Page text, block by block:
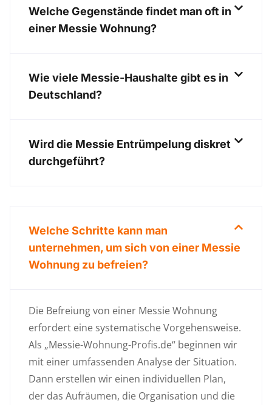
Welche Gegenstände findet man oft in
einer Messie Wohnung?
Wie viele Messie-Haushalte gibt es in
Deutschland?
Wird die Messie Entrümpelung diskret
durchgeführt?
Welche Schritte kann man
unternehmen, um sich von einer Messie
Wohnung zu befreien?
Die Befreiung von einer Messie Wohnung
erfordert eine systematische Vorgehensweise.
Als „Messie-Wohnung-Profis.de“ beginnen wir
mit einer umfassenden Analyse der Situation.
Dann erstellen wir einen individuellen Plan,
der das Aufräumen, die Organisation und die